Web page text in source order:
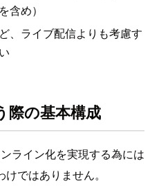
含め）
、ライブ配信よりも考慮す
際の基本構成
ライン化を実現する為には
ではありません。